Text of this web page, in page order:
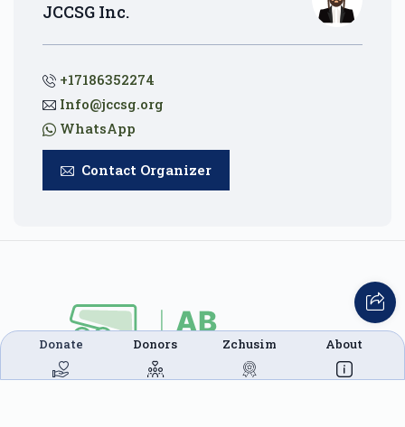
JCCSG Inc.
+17186352274
Info@jccsg.org
WhatsApp
Contact Organizer
Donate Donors Zchusim About